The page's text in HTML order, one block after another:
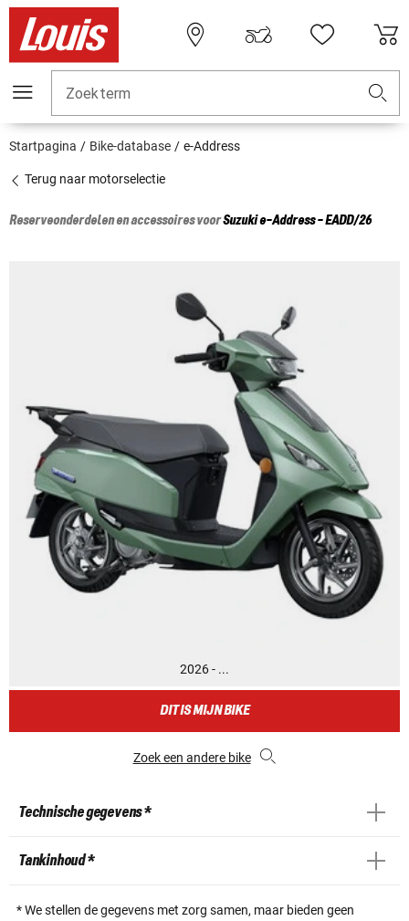
Zoekterm
Startpagina Bike-database e-Address
Terug naar motorselectie
Reserveonderdelen en accessoires voorSuzukie-Address - EADD/26
2026 - ...
DIT IS MIJN BIKE
Zoek een andere bike
Technische gegevens *
Tankinhoud *
* We stellen de gegevens met zorg samen, maar bieden geen